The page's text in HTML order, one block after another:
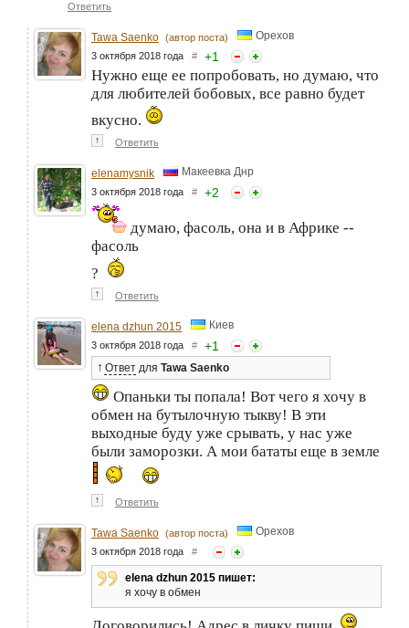
Ответить
Tawa Saenko (автор поста) Орехов
3 октября 2018 года # +1
Нужно еще ее попробовать, но думаю, что
для любителей бобовых, все равно будет
вкусно.
↑ Ответить
elenamysnik Макеевка Днр
3 октября 2018 года # +2
думаю, фасоль, она и в Африке --
фасоль
?
↑ Ответить
elena dzhun 2015 Киев
3 октября 2018 года # +1
↑ Ответ для Tawa Saenko
Опаньки ты попала! Вот чего я хочу в
обмен на бутылочную тыкву! В эти
выходные буду уже срывать, у нас уже
были заморозки. А мои бататы еще в земле
↑ Ответить
Tawa Saenko (автор поста) Орехов
3 октября 2018 года #
elena dzhun 2015 пишет:
я хочу в обмен